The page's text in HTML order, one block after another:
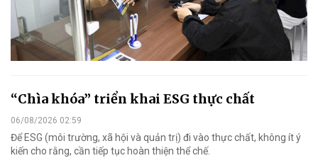
“Chìa khóa” triển khai ESG thực chất
06/08/2026 02:59
Để ESG (môi trường, xã hội và quản trị) đi vào thực chất, không ít ý
kiến cho rằng, cần tiếp tục hoàn thiện thể chế.